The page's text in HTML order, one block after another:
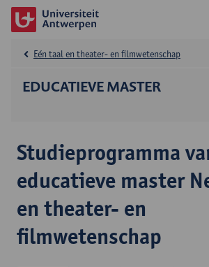
EDUCATIEVE MASTER
Eén taal en theater- en filmwetenschap
Studieprogramma
educatieve master
en theater- en
filmwetenschap